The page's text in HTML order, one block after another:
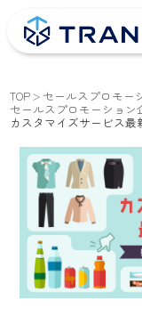
TOP セールスプロモー
セールスプロモーション
カスタマイズサービス